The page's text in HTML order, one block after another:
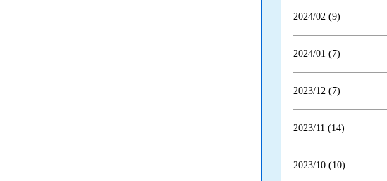
2024/02 (9)
2024/01 (7)
2023/12 (7)
2023/11 (14)
2023/10 (10)